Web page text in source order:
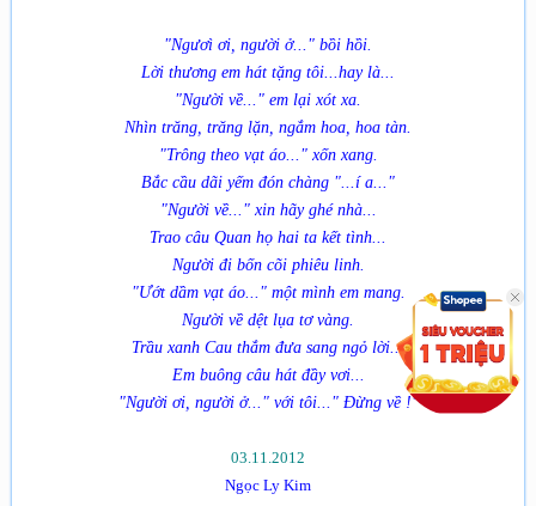
"Ngươì ơi, người ở..." bồi hồi.
Lời thương em hát tặng tôi...hay là...
"Người về..." em lại xót xa.
Nhìn trăng, trăng lặn, ngắm hoa, hoa tàn.
"Trông theo vạt áo..." xốn xang.
Bắc cầu dãi yếm đón chàng "...í a..."
"Người về..." xin hãy ghé nhà...
Trao câu Quan họ hai ta kết tình...
Người đi bốn cõi phiêu linh.
"Ướt dầm vạt áo..." một mình em mang.
Người về dệt lụa tơ vàng.
Trầu xanh Cau thắm đưa sang ngỏ lời...
Em buông câu hát đầy vơi...
"Người ơi, người ở..." với tôi..." Đừng về !"
03.11.2012
Ngọc Ly Kim